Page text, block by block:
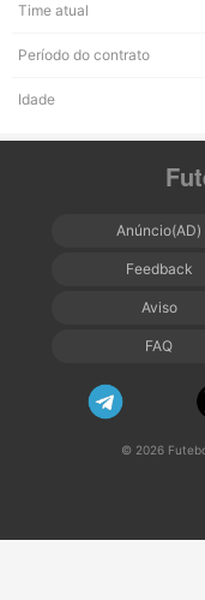
Time atual
Período do contrato
Idade
Anúncio(AD)
Feedback
Aviso
FAQ
© 2026